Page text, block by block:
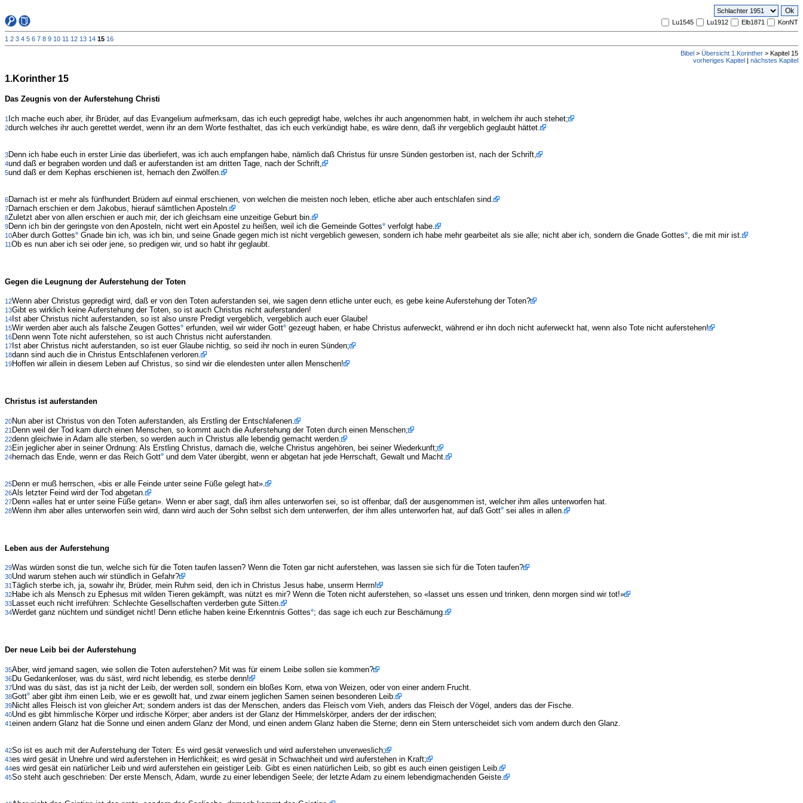
Lu1545 Lu1912 Elb1871 KonNT
1 2 3 4 5 6 7 8 9 10 11 12 13 14 15 16
Bibel > Übersicht 1.Korinther > Kapitel 15
vorheriges Kapitel | nächstes Kapitel
1.Korinther 15
Das Zeugnis von der Auferstehung Christi
1 Ich mache euch aber, ihr Brüder, auf das Evangelium aufmerksam, das ich euch gepredigt habe, welches ihr auch angenommen habt, in welchem ihr auch stehet;
2durch welches ihr auch gerettet werdet, wenn ihr an dem Worte festhaltet, das ich euch verkündigt habe, es wäre denn, daß ihr vergeblich geglaubt hättet.
3Denn ich habe euch in erster Linie das überliefert, was ich auch empfangen habe, nämlich daß Christus für unsre Sünden gestorben ist, nach der Schrift,
4und daß er begraben worden und daß er auferstanden ist am dritten Tage, nach der Schrift,
5und daß er dem Kephas erschienen ist, hernach den Zwölfen.
6Darnach ist er mehr als fünfhundert Brüdern auf einmal erschienen, von welchen die meisten noch leben, etliche aber auch entschlafen sind.
7Darnach erschien er dem Jakobus, hierauf sämtlichen Aposteln.
8Zuletzt aber von allen erschien er auch mir, der ich gleichsam eine unzeitige Geburt bin.
9Denn ich bin der geringste von den Aposteln, nicht wert ein Apostel zu heißen, weil ich die Gemeinde Gottes verfolgt habe.
10Aber durch Gottes Gnade bin ich, was ich bin, und seine Gnade gegen mich ist nicht vergeblich gewesen, sondern ich habe mehr gearbeitet als sie alle; nicht aber ich, sondern die Gnade Gottes , die mit mir ist.
11Ob es nun aber ich sei oder jene, so predigen wir, und so habt ihr geglaubt.
Gegen die Leugnung der Auferstehung der Toten
12Wenn aber Christus gepredigt wird, daß er von den Toten auferstanden sei, wie sagen denn etliche unter euch, es gebe keine Auferstehung der Toten?
13Gibt es wirklich keine Auferstehung der Toten, so ist auch Christus nicht auferstanden!
14 Ist aber Christus nicht auferstanden, so ist also unsre Predigt vergeblich, vergeblich auch euer Glaube!
15Wir werden aber auch als falsche Zeugen Gottes erfunden, weil wir wider Gott gezeugt haben, er habe Christus auferweckt, während er ihn doch nicht auferweckt hat, wenn also Tote nicht auferstehen!
16Denn wenn Tote nicht auferstehen, so ist auch Christus nicht auferstanden.
17 Ist aber Christus nicht auferstanden, so ist euer Glaube nichtig, so seid ihr noch in euren Sünden;
18dann sind auch die in Christus Entschlafenen verloren.
19Hoffen wir allein in diesem Leben auf Christus, so sind wir die elendesten unter allen Menschen!
Christus ist auferstanden
20Nun aber ist Christus von den Toten auferstanden, als Erstling der Entschlafenen.
21 Denn weil der Tod kam durch einen Menschen, so kommt auch die Auferstehung der Toten durch einen Menschen;
22denn gleichwie in Adam alle sterben, so werden auch in Christus alle lebendig gemacht werden.
23Ein jeglicher aber in seiner Ordnung: Als Erstling Christus, darnach die, welche Christus angehören, bei seiner Wiederkunft;
24hernach das Ende, wenn er das Reich Gott und dem Vater übergibt, wenn er abgetan hat jede Herrschaft, Gewalt und Macht.
25Denn er muß herrschen, «bis er alle Feinde unter seine Füße gelegt hat».
26Als letzter Feind wird der Tod abgetan.
27Denn «alles hat er unter seine Füße getan». Wenn er aber sagt, daß ihm alles unterworfen sei, so ist offenbar, daß der ausgenommen ist, welcher ihm alles unterworfen hat.
28Wenn ihm aber alles unterworfen sein wird, dann wird auch der Sohn selbst sich dem unterwerfen, der ihm alles unterworfen hat, auf daß Gott sei alles in allen.
Leben aus der Auferstehung
29Was würden sonst die tun, welche sich für die Toten taufen lassen? Wenn die Toten gar nicht auferstehen, was lassen sie sich für die Toten taufen?
30Und warum stehen auch wir stündlich in Gefahr?
31 Täglich sterbe ich, ja, sowahr ihr, Brüder, mein Ruhm seid, den ich in Christus Jesus habe, unserm Herrn!
32Habe ich als Mensch zu Ephesus mit wilden Tieren gekämpft, was nützt es mir? Wenn die Toten nicht auferstehen, so «lasset uns essen und trinken, denn morgen sind wir tot!»
33Lasset euch nicht irreführen: Schlechte Gesellschaften verderben gute Sitten.
34Werdet ganz nüchtern und sündiget nicht! Denn etliche haben keine Erkenntnis Gottes ; das sage ich euch zur Beschämung.
Der neue Leib bei der Auferstehung
35Aber, wird jemand sagen, wie sollen die Toten auferstehen? Mit was für einem Leibe sollen sie kommen?
36Du Gedankenloser, was du säst, wird nicht lebendig, es sterbe denn!
37Und was du säst, das ist ja nicht der Leib, der werden soll, sondern ein bloßes Korn, etwa von Weizen, oder von einer andern Frucht.
38Gott aber gibt ihm einen Leib, wie er es gewollt hat, und zwar einem jeglichen Samen seinen besonderen Leib.
39Nicht alles Fleisch ist von gleicher Art; sondern anders ist das der Menschen, anders das Fleisch vom Vieh, anders das Fleisch der Vögel, anders das der Fische.
40Und es gibt himmlische Körper und irdische Körper; aber anders ist der Glanz der Himmelskörper, anders der der irdischen;
41einen andern Glanz hat die Sonne und einen andern Glanz der Mond, und einen andern Glanz haben die Sterne; denn ein Stern unterscheidet sich vom andern durch den Glanz.
42So ist es auch mit der Auferstehung der Toten: Es wird gesät verweslich und wird auferstehen unverweslich;
43es wird gesät in Unehre und wird auferstehen in Herrlichkeit; es wird gesät in Schwachheit und wird auferstehen in Kraft;
44es wird gesät ein natürlicher Leib und wird auferstehen ein geistiger Leib. Gibt es einen natürlichen Leib, so gibt es auch einen geistigen Leib.
45So steht auch geschrieben: Der erste Mensch, Adam, wurde zu einer lebendigen Seele; der letzte Adam zu einem lebendigmachenden Geiste.